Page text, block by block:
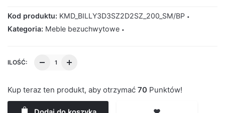
Kod produktu: KMD_BILLY3D3SZ2D2SZ_200_SM/BP
Kategoria: Meble bezuchwytowe
ILOŚĆ:
Kup teraz ten produkt, aby otrzymać 70 Punktów!